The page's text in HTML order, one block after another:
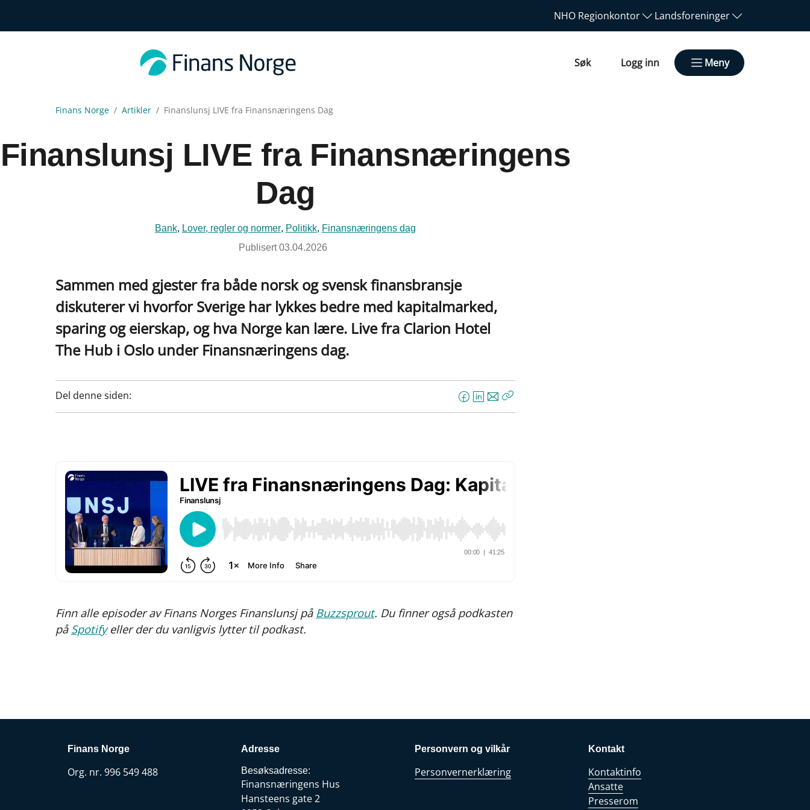
NHO Regionkontor Landsforeninger
Søk Logg inn Meny
Finans Norge Artikler Finanslunsj LIVE fra Finansnæringens Dag
Finanslunsj LIVE fra Finansnæringens
Dag
Bank, Lover, regler og normer, Politikk, Finansnæringens dag
Publisert03.04.2026
Sammen med gjester fra både norsk og svensk finansbransje
diskuterer vi hvorfor Sverige har lykkes bedre med kapitalmarked,
sparing og eierskap, og hva Norge kan lære. Live fra Clarion Hotel
The Hub i Oslo under Finansnæringens dag.
Del denne siden:
F
a
o
o
L
i
I
E
-
Kopier
Finn alle episoder av Finans Norges Finanslunsj på Buzzsprout. Du finner også podkasten
på Spotifyeller der du vanligvis lytter til podkast.
Finans Norge
Org. nr. 996 549 488
Adresse
Besøksadresse:
Finansnæringens Hus
Hansteens gate 2
Personvern og vilkår
Personvernerklæring
Kontakt
Kontaktinfo
Ansatte
Presserom